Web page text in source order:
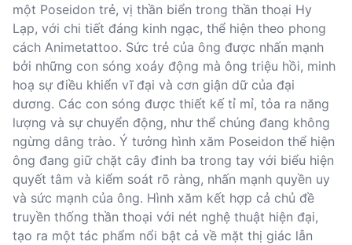
một Poseidon trẻ, vị thần biển trong thần thoại Hy
Lạp, với chi tiết đáng kinh ngạc, thể hiện theo phong
cách Animetattoo. Sức trẻ của ông được nhấn mạnh
bởi những con sóng xoáy động mà ông triệu hồi, minh
hoạ sự điều khiển vĩ đại và cơn giận dữ của đại
dương. Các con sóng được thiết kế tỉ mỉ, tỏa ra năng
lượng và sự chuyển động, như thể chúng đang không
ngừng dâng trào. Ý tưởng hình xăm Poseidon thể hiện
ông đang giữ chặt cây đinh ba trong tay với biểu hiện
quyết tâm và kiểm soát rõ ràng, nhấn mạnh quyền uy
và sức mạnh của ông. Hình xăm kết hợp cả chủ đề
truyền thống thần thoại với nét nghệ thuật hiện đại,
tạo ra một tác phẩm nổi bật cả về mặt thị giác lẫn